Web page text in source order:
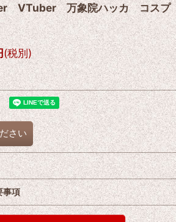
VTuber 万象院ハッカ コスプ
(税別)
さい
事項